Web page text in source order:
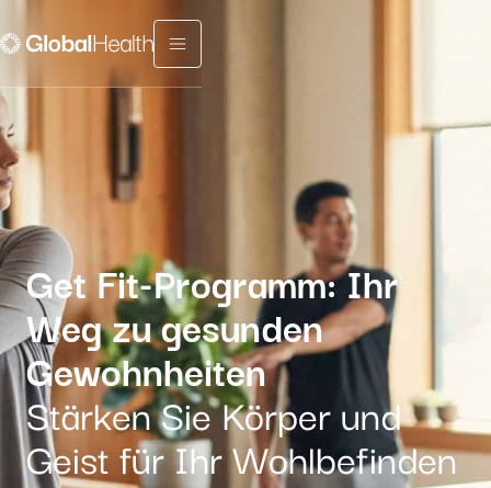
Menu fermé
Get Fit-Programm: Ihr
Weg zu gesunden
Gewohnheiten
Stärken Sie Körper und
Geist für Ihr Wohlbefinden